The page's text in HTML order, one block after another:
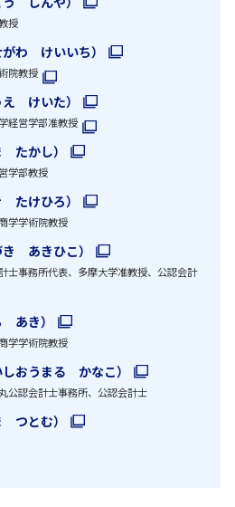
授
わ けいいち）
院教授
けいた）
経営学部准教授
かし）
学部教授
けひろ）
学学術院教授
あきひこ）
事務所代表、多摩大学准教授、公認会計
あき）
学学術院教授
おうまる かなこ）
認会計士事務所、公認会計士
つとむ）